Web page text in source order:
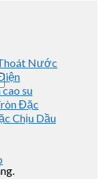
Nước
su
Đặc
Chịu Dầu